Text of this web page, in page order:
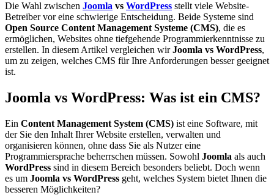
Die Wahl zwischen Joomla vs WordPress stellt viele Website-
Betreiber vor eine schwierige Entscheidung. Beide Systeme sind
Open Source Content Management Systeme (CMS), die es
ermöglichen, Websites ohne tiefgehende Programmierkenntnisse zu
erstellen. In diesem Artikel vergleichen wirJoomla vs WordPress,
um zu zeigen, welches CMS für Ihre Anforderungen besser geeignet
ist.
Joomla vs WordPress: Was ist ein CMS?
Ein Content Management System (CMS) ist eine Software, mit
der Sie den Inhalt Ihrer Website erstellen, verwalten und
organisieren können, ohne dass Sie als Nutzer eine
Programmiersprache beherrschen müssen. Sowohl Joomla als auch
WordPress sind in diesem Bereich besonders beliebt. Doch wenn
es um Joomla vs WordPress geht, welches System bietet Ihnen die
besseren Möglichkeiten?